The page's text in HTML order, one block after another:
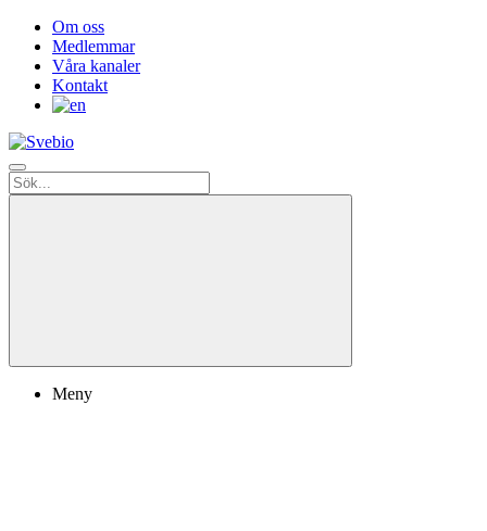
Om oss
Medlemmar
Våra kanaler
Kontakt
Meny